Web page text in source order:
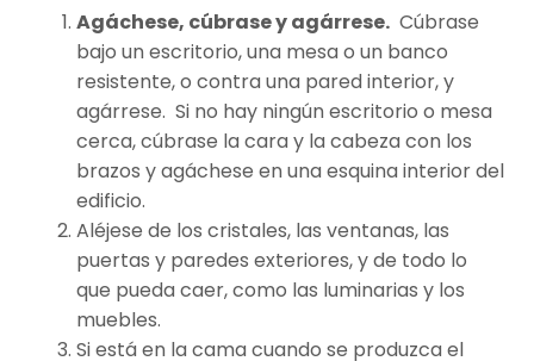
Agáchese, cúbrase y agárrese. Cúbrase
bajo un escritorio, una mesa o un banco
resistente, o contra una pared interior, y
agárrese. Si no hay ningún escritorio o mesa
cerca, cúbrase la cara y la cabeza con los
brazos y agáchese en una esquina interior del
edificio.
Aléjese de los cristales, las ventanas, las
puertas y paredes exteriores, y de todo lo
que pueda caer, como las luminarias y los
muebles.
Si está en la cama cuando se produzca el